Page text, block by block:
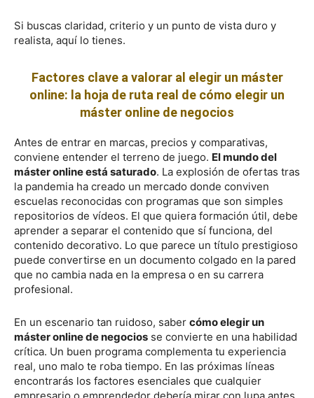
Si buscas claridad, criterio y un punto de vista duro y
realista, aquí lo tienes.
Factores clave a valorar al elegir un máster
online: la hoja de ruta real de cómo elegir un
máster online de negocios
Antes de entrar en marcas, precios y comparativas,
conviene entender el terreno de juego. El mundo del
máster online está saturado. La explosión de ofertas tras
la pandemia ha creado un mercado donde conviven
escuelas reconocidas con programas que son simples
repositorios de vídeos. El que quiera formación útil, debe
aprender a separar el contenido que sí funciona, del
contenido decorativo. Lo que parece un título prestigioso
puede convertirse en un documento colgado en la pared
que no cambia nada en la empresa o en su carrera
profesional.
En un escenario tan ruidoso, saber cómo elegir un
máster online de negocios se convierte en una habilidad
crítica. Un buen programa complementa tu experiencia
real, uno malo te roba tiempo. En las próximas líneas
encontrarás los factores esenciales que cualquier